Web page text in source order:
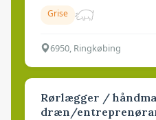
Grise
6950, Ringkøbing
Rørlægger /
dræn/